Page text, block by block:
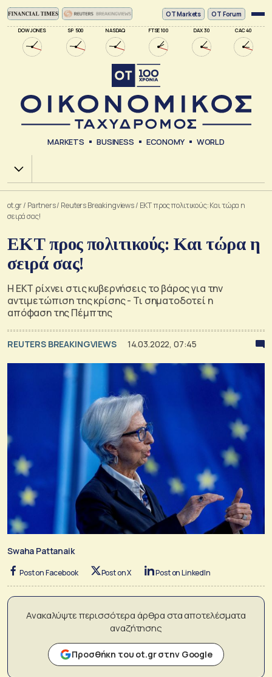
DOW JONES SP 500 NASDAQ FTSE 100 DAX 30 CAC 40
ΟΤ Markets OT Forum
MARKETS BUSINESS ECONOMY WORLD
Χ.Α.
ot.gr/ Partners/ Reuters Breakingviews/ ΕΚΤ προς πολιτικούς: Και τώρα η
σειρά σας!
ΕΚΤ προς πολιτικούς: Και τώρα η
σειρά σας!
Η ΕΚΤ ρίχνει στις κυβερνήσεις το βάρος για την
αντιμετώπιση της κρίσης - Τι σηματοδοτεί η
απόφαση της Πέμπτης
REUTERS BREAKINGVIEWS 14.03.2022, 07:45
Swaha Pattanaik
Post on Facebook Post on X Post on LinkedIn
Ανακαλύψτε περισσότερα άρθρα στα αποτελέσματα
αναζήτησης
Προσθήκη του ot.gr στην Google